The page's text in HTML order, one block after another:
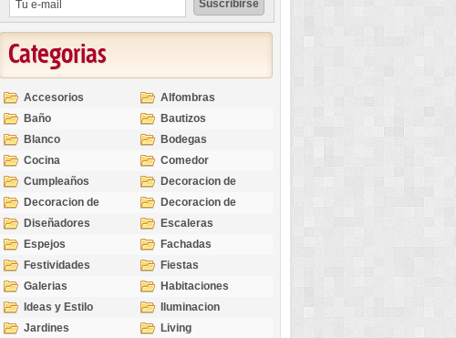
Categorias
Accesorios
Alfombras
Baño
Bautizos
Blanco
Bodegas
Cocina
Comedor
Cumpleaños
Decoracion de
Exteriores
Decoracion de
Interiores
Decoracion de
Ocasiones
Diseñadores
Escaleras
Espejos
Fachadas
Festividades
Fiestas
Galerias
Habitaciones
Ideas y Estilo
Iluminacion
Jardines
Living